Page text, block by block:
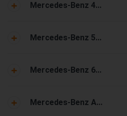
Mercedes-Benz 4...
Mercedes-Benz 5...
Mercedes-Benz 6...
Mercedes-Benz A...